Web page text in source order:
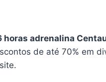
horas adrenalina
de até 70% em